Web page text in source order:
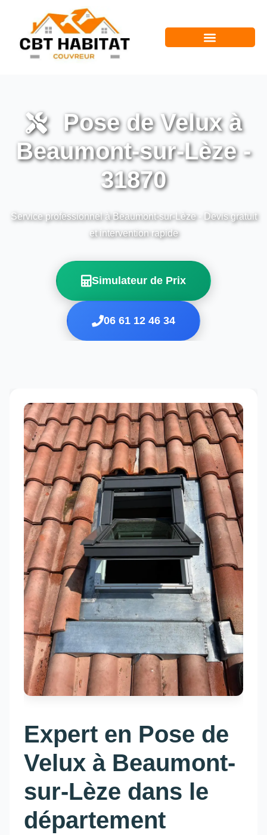
Pose de Velux à
Beaumont-sur-Lèze -
31870
Service professionnel à Beaumont-sur-Lèze - Devis gratuit
et intervention rapide
Simulateur de Prix
06 61 12 46 34
Expert en Pose de
Velux à Beaumont-
sur-Lèze dans le
département